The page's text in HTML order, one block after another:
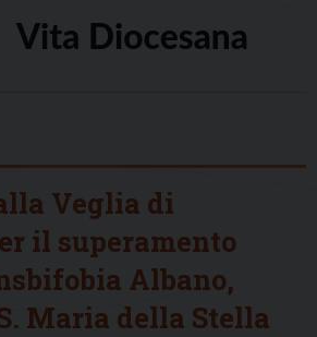
Veglia di
il superamento
Albano,
Maria della Stella